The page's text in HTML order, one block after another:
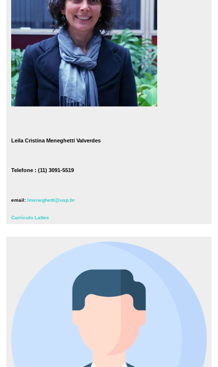
Leila Cristina Meneghetti Valverdes
Telefone : (11) 3091-5519
email: lmeneghetti@usp.br
Currículo Lattes